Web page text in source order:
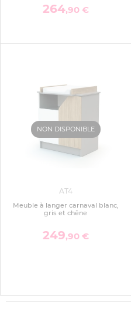
264,90 €
NON DISPONIBLE
AT4
Meuble à langer carnaval blanc,
gris et chêne
249,90 €